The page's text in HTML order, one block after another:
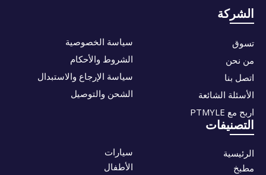
الشركة
تسوق
من نحن
اتصل بنا
الأسئلة الشائعة
اربح مع PTMYLE
سياسة الخصوصية
الشروط والأحكام
سياسة الإرجاع والاستبدال
الشحن والتوصيل
التصنيفات
الرئيسية
مطبخ
سيارات
الأطفال